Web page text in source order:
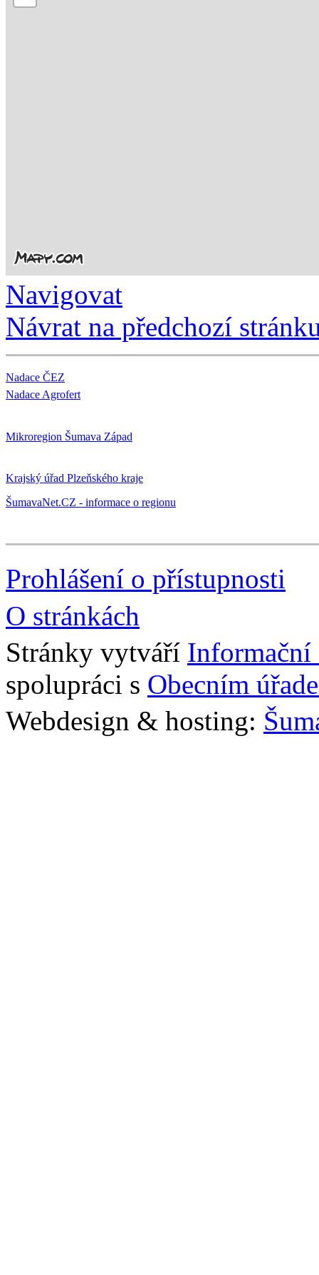
Navigovat
Návrat na předchozí
Nadace ČEZ
Nadace Agrofert
Mikroregion Šumava Západ
Krajský úřad Plzeňského kraje
ŠumavaNet.CZ - informace o regionu
Prohlášení o přístupnosti
O stránkách
Stránky vytváří Informační
spolupráci s Obecním
Webdesign & hosting: